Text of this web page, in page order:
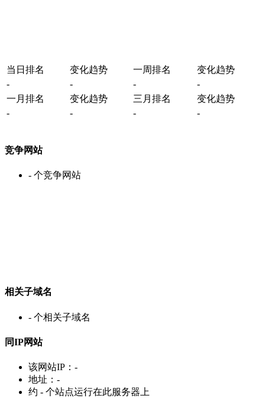
当日排名 变化趋势 一周排名
变化趋势
-
- -
-
一月排名
变化趋势 三月排名
变化趋势
-
- - -
竞争网站
- 个竞争网站
相关子域名
- 个相关子域名
同IP网站
该网站IP： -
地址： -
约 - 个站点运行在此服务器上